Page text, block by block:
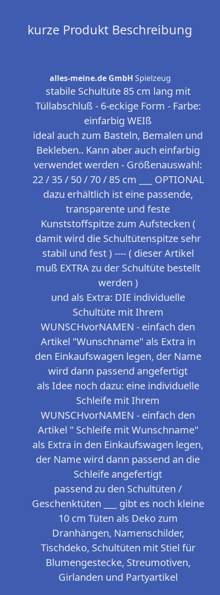
kurze Produkt Beschreibung
alles-meine.de GmbH Spielzeug
stabile Schultüte 85 cm lang mit
Tüllabschluß - 6-eckige Form - Farbe:
einfarbig WEIß
ideal auch zum Basteln, Bemalen und
Bekleben.. Kann aber auch einfarbig
verwendet werden - Größenauswahl:
22 / 35 / 50 / 70 / 85 cm ___ OPTIONAL
dazu erhältlich ist eine passende,
transparente und feste
Kunststoffspitze zum Aufstecken (
damit wird die Schultütenspitze sehr
stabil und fest ) ---- ( dieser Artikel
muß EXTRA zu der Schultüte bestellt
werden )
und als Extra: DIE individuelle
Schultüte mit Ihrem
WUNSCHvorNAMEN - einfach den
Artikel "Wunschname" als Extra in
den Einkaufswagen legen, der Name
wird dann passend angefertigt
als Idee noch dazu: eine individuelle
Schleife mit Ihrem
WUNSCHvorNAMEN - einfach den
Artikel " Schleife mit Wunschname"
als Extra in den Einkaufswagen legen,
der Name wird dann passend an die
Schleife angefertigt
passend zu den Schultüten /
Geschenktüten ___ gibt es noch kleine
10 cm Tüten als Deko zum
Dranhängen, Namenschilder,
Tischdeko, Schultüten mit Stiel für
Blumengestecke, Streumotiven,
Girlanden und Partyartikel